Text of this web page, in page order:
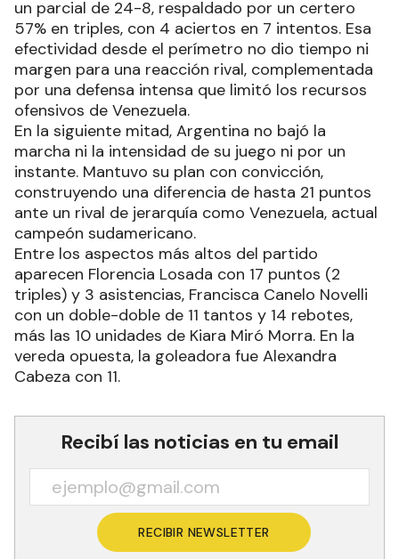
un parcial de 24-8, respaldado por un certero
57% en triples, con 4 aciertos en 7 intentos. Esa
efectividad desde el perímetro no dio tiempo ni
margen para una reacción rival, complementada
por una defensa intensa que limitó los recursos
ofensivos de Venezuela.
En la siguiente mitad, Argentina no bajó la
marcha ni la intensidad de su juego ni por un
instante. Mantuvo su plan con convicción,
construyendo una diferencia de hasta 21 puntos
ante un rival de jerarquía como Venezuela, actual
campeón sudamericano.
Entre los aspectos más altos del partido
aparecen Florencia Losada con 17 puntos (2
triples) y 3 asistencias, Francisca Canelo Novelli
con un doble-doble de 11 tantos y 14 rebotes,
más las 10 unidades de Kiara Miró Morra. En la
vereda opuesta, la goleadora fue Alexandra
Cabeza con 11.
Recibí las noticias en tu email
RECIBIR NEWSLETTER